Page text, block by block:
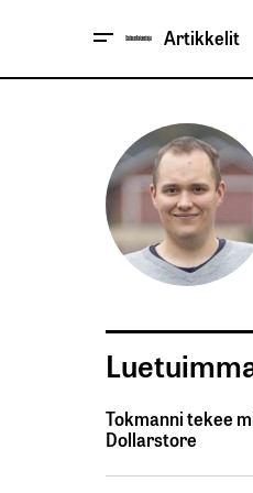
Artikkelit
Tokmanni tekee
Dollarstore